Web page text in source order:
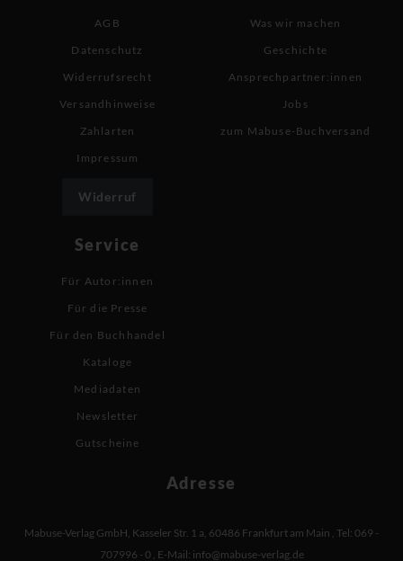
AGB
Datenschutz
Widerrufsrecht
Versandhinweise
Zahlarten
Impressum
Widerruf
Was wir machen
Geschichte
Ansprechpartner:innen
Jobs
zum Mabuse-Buchversand
Service
Für Autor:innen
Für die Presse
Für den Buchhandel
Kataloge
Mediadaten
Newsletter
Gutscheine
Adresse
Mabuse-Verlag GmbH, Kasseler Str. 1 a, 60486 Frankfurt am Main , Tel: 069 -
707996 - 0 , E-Mail: info@mabuse-verlag.de